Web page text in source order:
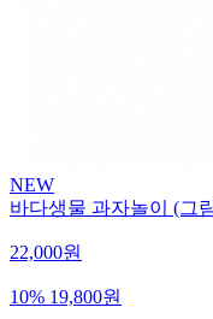
NEW
바다생물 과자놀이 (그
22,000원
10% 19,800원